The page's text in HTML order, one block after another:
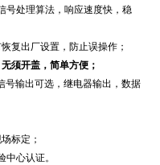
处理算法，响应速度快，稳
复出厂设置，防止误操作；
须开盖，简单方便；
号输出可选，继电器输出，数据
标定；
心认证。